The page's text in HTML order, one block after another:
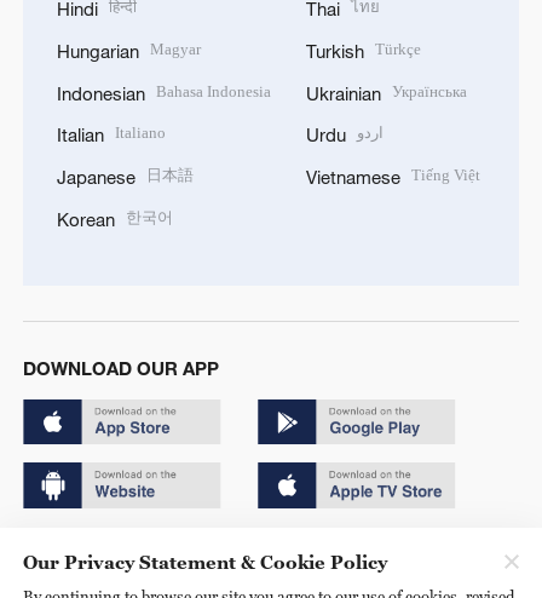
Hindi हिन्दी
Hungarian Magyar
Indonesian Bahasa Indonesia
Italian Italiano
Japanese 日本語
Korean 한국어
Thai ไทย
Turkish Türkçe
Ukrainian Українська
Urdu اردو
Vietnamese Tiếng Việt
DOWNLOAD OUR APP
京ICP备20000184号
Our Privacy Statement & Cookie Policy